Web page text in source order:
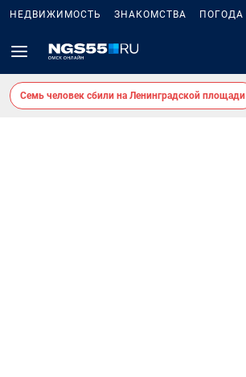
НЕДВИЖИМОСТЬ ЗНАКОМСТВА ПОГОДА
Семь человек сбили на Ленинградской площади